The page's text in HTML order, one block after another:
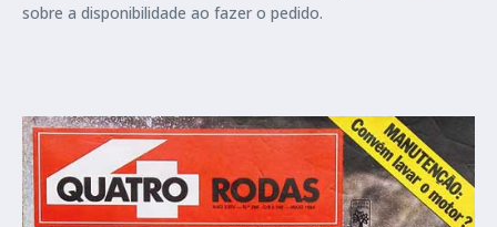
sobre a disponibilidade ao fazer o pedido.